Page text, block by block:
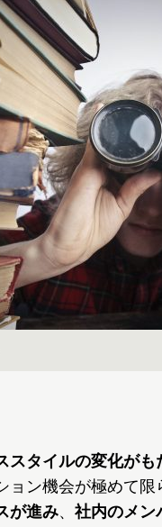
スタイルの変化が
ン機会が極めて限
が進み、 社内のメン